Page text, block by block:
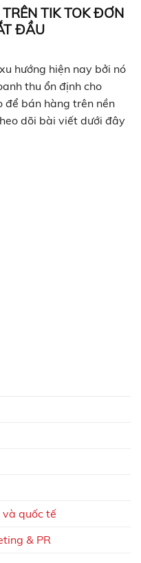
TIK TOK ĐƠN
ĐẦU
hướng hiện nay bởi nó
thu ổn định cho
để bán hàng trên nền
dõi bài viết dưới đây
và quốc tế
& PR